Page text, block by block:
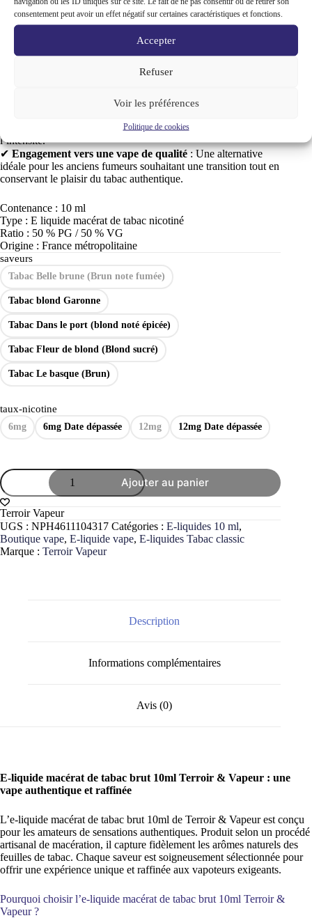
consentement peut avoir un effet négatif sur certaines caractéristiques et fonctions.
Accepter
Refuser
Voir les préférences
Politique de cookies
tabac pour préserver toute la complexité et la richesse des
saveurs.
Saveurs naturelles et authentiques: Disponible en
plusieurs profils (blond doux, corsé, menthol), il reproduit les
Origine et traçabilité garanties: Fabriqué avec des feuilles
recherchant un goût brut et naturel, sans compromis sur
l’intensité.
✔ Engagement vers une vape de qualité : Une alternative
idéale pour les anciens fumeurs souhaitant une transition tout en
conservant le plaisir du tabac authentique.
Contenance : 10 ml
Type : E liquide macérat de tabac nicotiné
Ratio : 50 % PG / 50 % VG
Origine : France métropolitaine
saveurs
Tabac Belle brune (Brun note fumée)
Tabac blond Garonne
Tabac Dans le port (blond noté épicée)
Tabac Fleur de blond (Blond sucré)
Tabac Le basque (Brun)
taux-nicotine
6mg 6mg Date dépassée 12mg 12mg Date dépassée
quantité
de
E-
liquide
macérat
de
tabac
brut
Ajouter au panier
Terroir Vapeur
UGS : NPH4611104317 Catégories : E-liquides 10 ml,
Boutique vape, E-liquide vape, E-liquides Tabac classic
Marque : Terroir Vapeur
Description
Informations complémentaires
Avis (0)
E-liquide macérat de tabac brut 10ml Terroir & Vapeur : une
vape authentique et raffinée
L’e-liquide macérat de tabac brut 10ml de Terroir & Vapeur est conçu
pour les amateurs de sensations authentiques. Produit selon un procédé
artisanal de macération, il capture fidèlement les arômes naturels des
feuilles de tabac. Chaque saveur est soigneusement sélectionnée pour
offrir une expérience unique et raffinée aux vapoteurs exigeants.
Pourquoi choisir l’e-liquide macérat de tabac brut 10ml Terroir &
Vapeur ?